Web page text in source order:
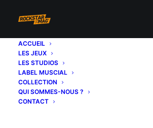
ACCUEIL
LES JEUX
LES STUDIOS
LABEL MUSCIAL
COLLECTION
QUI SOMMES-NOUS ?
CONTACT
vice city